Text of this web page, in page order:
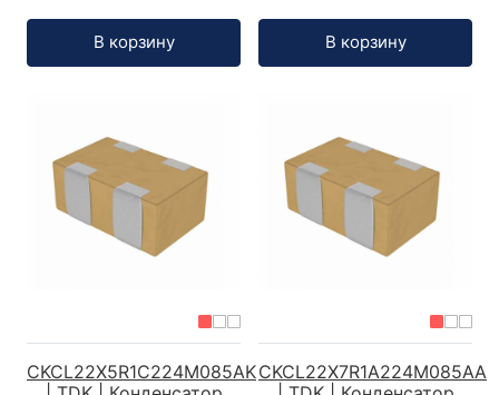
В корзину В корзину
CKCL22X5R1C224M085AKCKCL22X7R1A224M085AA